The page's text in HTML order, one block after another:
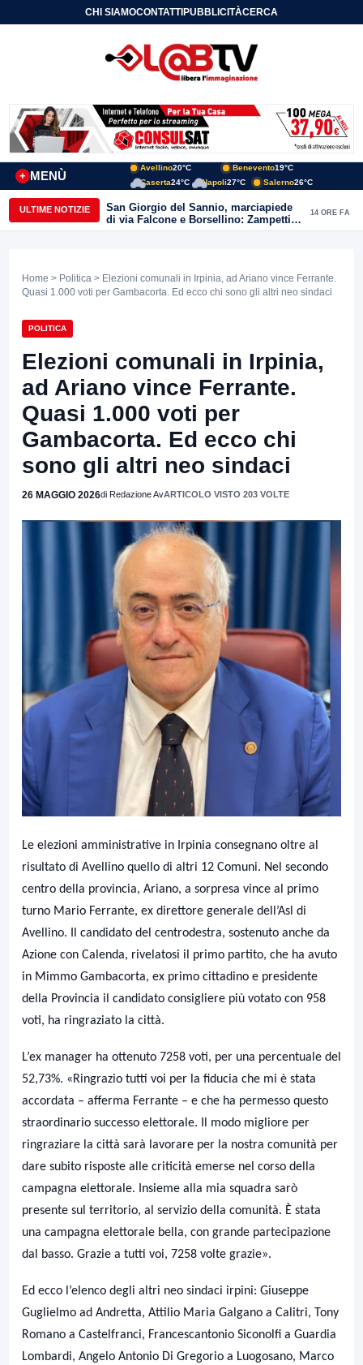
CHI SIAMOCONTATTIPUBBLICITÀCERCA
MENÙ
+
Avellino20°C Benevento19°C
Caserta24°C Napoli27°C Salerno26°C
ULTIME NOTIZIE
San Giorgio del Sannio, marciapiede
di via Falcone e Borsellino: Zampetti e
Lombardi replicano alle polemiche
14 ORE FA
Home > Politica > Elezioni comunali in Irpinia, ad Ariano vince Ferrante.
Quasi 1.000 voti per Gambacorta. Ed ecco chi sono gli altri neo sindaci
POLITICA
Elezioni comunali in Irpinia,
ad Ariano vince Ferrante.
Quasi 1.000 voti per
Gambacorta. Ed ecco chi
sono gli altri neo sindaci
26 MAGGIO 2026di Redazione AvARTICOLO VISTO 203 VOLTE
Le elezioni amministrative in Irpinia consegnano oltre al
risultato di Avellino quello di altri 12 Comuni. Nel secondo
centro della provincia, Ariano, a sorpresa vince al primo
turno Mario Ferrante, ex direttore generale dell’Asl di
Avellino. Il candidato del centrodestra, sostenuto anche da
Azione con Calenda, rivelatosi il primo partito, che ha avuto
in Mimmo Gambacorta, ex primo cittadino e presidente
della Provincia il candidato consigliere più votato con 958
voti, ha ringraziato la città.
L’ex manager ha ottenuto 7258 voti, per una percentuale del
52,73%. «Ringrazio tutti voi per la fiducia che mi è stata
accordata – afferma Ferrante – e che ha permesso questo
straordinario successo elettorale. Il modo migliore per
ringraziare la città sarà lavorare per la nostra comunità per
dare subito risposte alle criticità emerse nel corso della
campagna elettorale. Insieme alla mia squadra sarò
presente sul territorio, al servizio della comunità. È stata
una campagna elettorale bella, con grande partecipazione
dal basso. Grazie a tutti voi, 7258 volte grazie».
Ed ecco l’elenco degli altri neo sindaci irpini: Giuseppe
Guglielmo ad Andretta, Attilio Maria Galgano a Calitri, Tony
Romano a Castelfranci, Francescantonio Siconolfi a Guardia
Lombardi, Angelo Antonio Di Gregorio a Luogosano, Marco